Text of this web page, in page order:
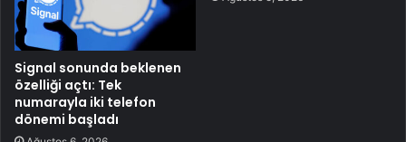
Signal sonunda beklenen
özelliği açtı: Tek
numarayla iki telefon
dönemi başladı